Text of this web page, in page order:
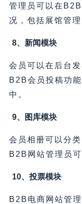
管理员可以在
况，包括展馆管
8、新闻模块
会员可以在后台
B2B会员投稿功
中。
9、图库模块
会员相册可以分
B2B网站管理员
10、投票模块
B2B电商网站管